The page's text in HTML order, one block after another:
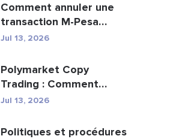
Comment annuler une
transaction M-Pesa
envoyée par erreur
Jul 13, 2026
Polymarket Copy
Trading : Comment
copier les meilleurs
Jul 13, 2026
Politiques et procédures